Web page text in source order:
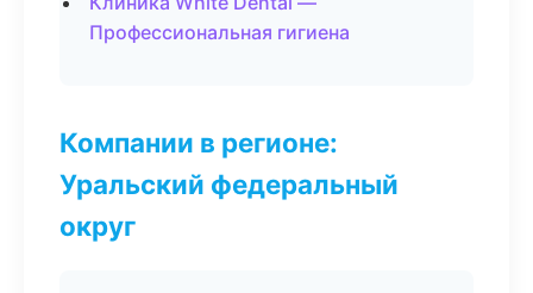
Профессиональная гигиена
Компании в регионе:
Уральский федеральный
округ